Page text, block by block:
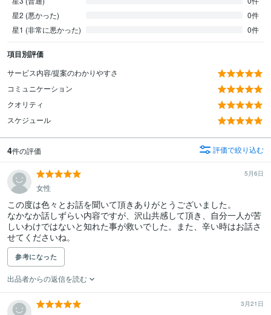
星2 (悪かった)
0件
星1 (非常に悪かった)
0件
項目別評価
サービス内容/提案のわかりやすさ
コミュニケーション
クオリティ
スケジュール
4件の評価 評価で絞り込む
5月6日
女性
この度は色々とお話を聞いて頂きありがとうございました。
なかなか話しずらい内容ですが、沢山共感して頂き、自分一人が苦
しいわけではないと知れた事が救いでした。また、辛い時はお話さ
せてくださいね。
参考になった
出品者からの返信を読む
3月21日